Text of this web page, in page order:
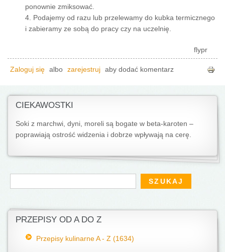
ponownie zmiksować.
4. Podajemy od razu lub przelewamy do kubka termicznego
i zabieramy ze sobą do pracy czy na uczelnię.
flypr
Zaloguj się albo zarejestruj aby dodać komentarz
CIEKAWOSTKI
Soki z marchwi, dyni, moreli są bogate w beta-karoten –
poprawiają ostrość widzenia i dobrze wpływają na cerę.
Formularz wyszukiwania
Szukaj
PRZEPISY OD A DO Z
Przepisy kulinarne A - Z (1634)